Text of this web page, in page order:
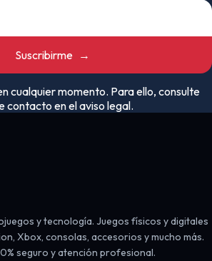
Suscribirme →
cualquier momento. Para ello, consulte
contacto en el aviso legal.
y tecnología. Juegos físicos y digitales
Xbox, consolas, accesorios y mucho más.
seguro y atención profesional.